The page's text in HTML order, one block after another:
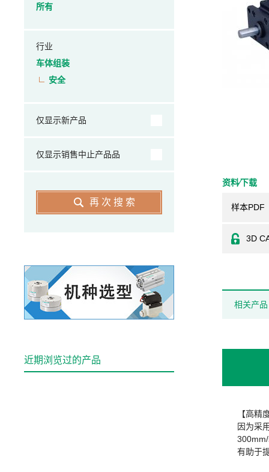
资料⁄下载
样本PDF
3D
相关产品
【高精
因为采
有助于
所有
行业
车体组装
安全
仅显示新产品
仅显示销售中止产品品
再次搜索
近期浏览过的产品